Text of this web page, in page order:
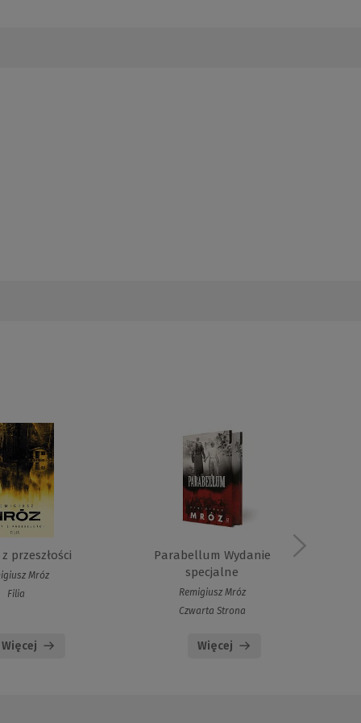
przeszłości
Mróz
Filia
Więcej
Parabellum Wydanie
specjalne
Remigiusz Mróz
Czwarta Strona
Więcej